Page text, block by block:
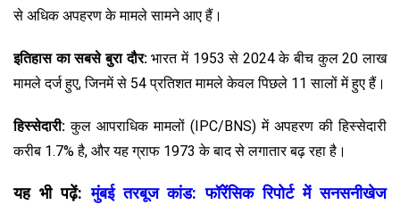
से अधिक अपहरण के मामले सामने आए हैं।
इतिहास का सबसे बुरा दौर:भारत में 1953 से 2024 के बीच कुल 20 लाख
मामले दर्ज हुए, जिनमें से 54 प्रतिशत मामले केवल पिछले 11 सालों में हुए हैं।
हिस्सेदारी:कुल आपराधिक मामलों (IPC/BNS) में अपहरण की हिस्सेदारी
करीब 1.7% है, और यह ग्राफ 1973 के बाद से लगातार बढ़ रहा है।
यह भी पढ़ें:मुंबई तरबूज कांड: फॉरेंसिक रिपोर्ट में सनसनीखेज